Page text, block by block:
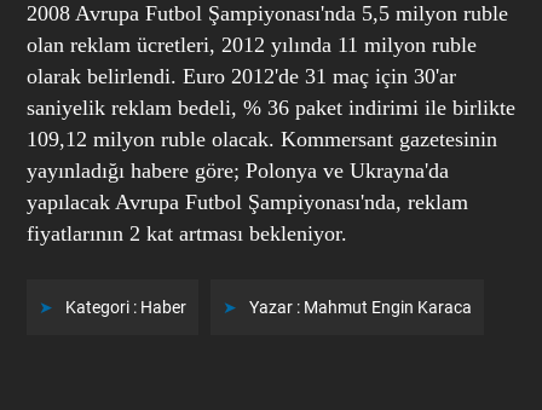
2008 Avrupa Futbol Şampiyonası'nda 5,5 milyon ruble
olan reklam ücretleri, 2012 yılında 11 milyon ruble
olarak belirlendi. Euro 2012'de 31 maç için 30'ar
saniyelik reklam bedeli, % 36 paket indirimi ile birlikte
109,12 milyon ruble olacak. Kommersant gazetesinin
yayınladığı habere göre; Polonya ve Ukrayna'da
yapılacak Avrupa Futbol Şampiyonası'nda, reklam
fiyatlarının 2 kat artması bekleniyor.
Kategori : Haber Yazar : Mahmut Engin Karaca